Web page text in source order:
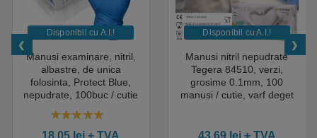
Disponibil cu A.I.​!
Manusi examinare, nitril,
albastre, de unica
folosinta, Protect Blue,
nepudrate, 100buc / cutie
saloane si domeniul
industrial, calitate premium
18.05 lei + TVA
Disponibil cu A.I.​!
Manusi nitril nepudrate
Tegera 84510, verzi,
grosime 0.1mm, 100
manusi / cutie, varf deget
43.69 lei+ TVA